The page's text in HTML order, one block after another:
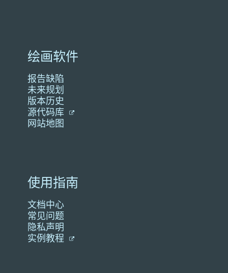
绘画软件
报告缺陷
未来规划
版本历史
源代码库
网站地图
使用指南
文档中心
常见问题
隐私声明
实例教程